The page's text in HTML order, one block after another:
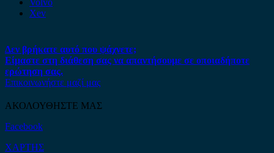
Xev
Δεν βρήκατε αυτό που ψάχνετε;
Είμαστε στη διάθεση σας να απαντήσουμε σε οποιαδήποτε
ερώτηση σας.
Επικοινωνήστε μαζί μας
ΑΚΟΛΟΥΘΗΣΤΕ ΜΑΣ
Facebook
ΧΑΡΤΗΣ